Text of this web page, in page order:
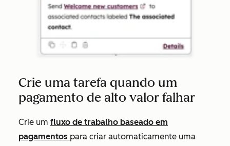
Crie uma tarefa quando um
pagamento de alto valor falhar
Crie um fluxo de trabalho baseado em
pagamentos para criar automaticamente uma